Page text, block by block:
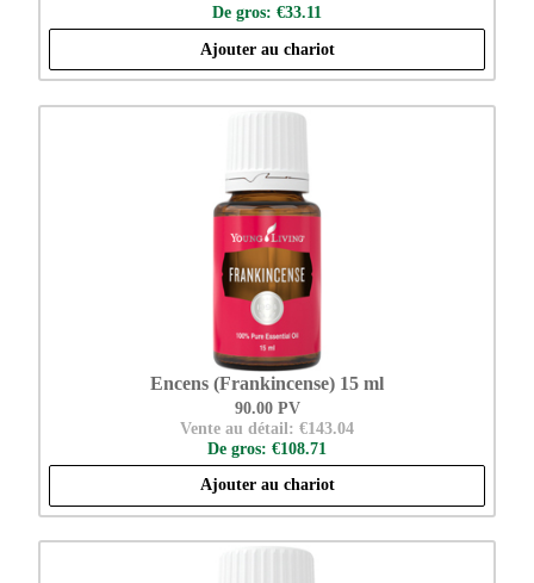
De gros: €33.11
Ajouter au chariot
Encens (Frankincense) 15 ml
90.00 PV
Vente au détail: €143.04
De gros: €108.71
Ajouter au chariot